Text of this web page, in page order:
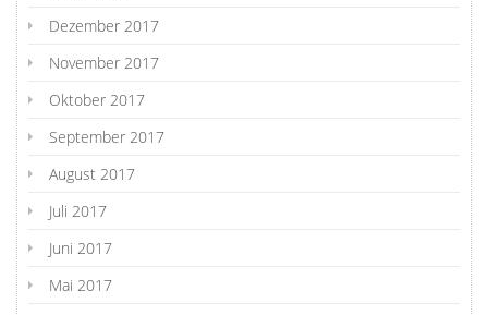
Dezember 2017
November 2017
Oktober 2017
September 2017
August 2017
Juli 2017
Juni 2017
Mai 2017